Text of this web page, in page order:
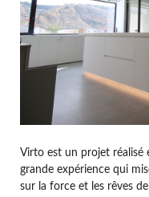
Virto est un projet réalisé
grande expérience qui
sur la force et les rêves